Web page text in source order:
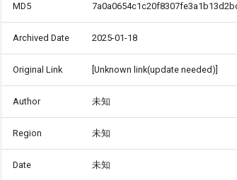
MD5
Archived Date 2025-01-18
Original Link [Unknown link(update needed)]
Author 未知
Region 未知
Date 未知